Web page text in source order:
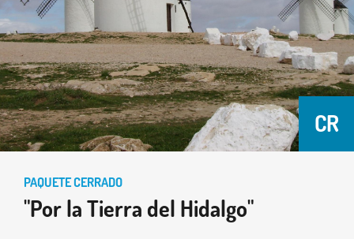
CR
PAQUETE CERRADO
"Por la Tierra del Hidalgo"